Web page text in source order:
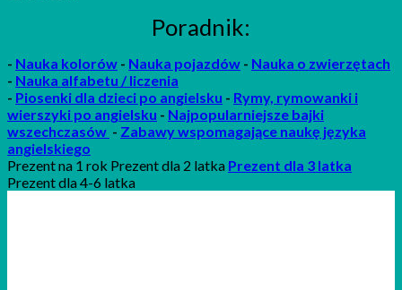
Poradnik:
- Nauka kolorów - Nauka pojazdów - Nauka o zwierzętach
- Nauka alfabetu / liczenia
- Piosenki dla dzieci po angielsku - Rymy, rymowanki i
wierszyki po angielsku - Najpopularniejsze bajki
wszechczasów - Zabawy wspomagające naukę języka
angielskiego
Prezent na 1 rok Prezent dla 2 latka Prezent dla 3 latka
Prezent dla 4-6 latka